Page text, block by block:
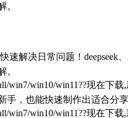
。
速解决日常问题！
。
win7/win10/win11??现在
，也能快速制作出适合分
win7/win10/win11??现在